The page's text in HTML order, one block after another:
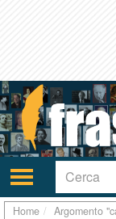
Attiva/disattiva
navigazione
Home Argomento